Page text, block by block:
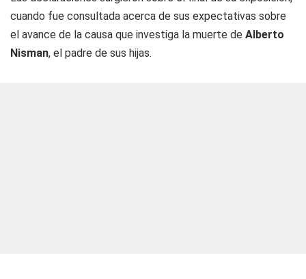
cuando fue consultada acerca de sus expectativas sobre
el avance de la causa que investiga la muerte de Alberto
Nisman, el padre de sus hijas.